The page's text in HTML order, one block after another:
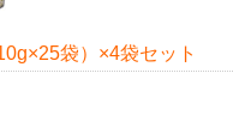
袋）×4袋セット